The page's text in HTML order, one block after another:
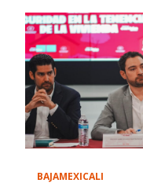
BAJAMEXICALI